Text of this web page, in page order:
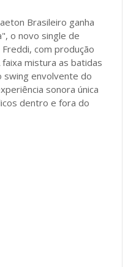
Brasileiro ganha
o novo single de
com produção
mistura as batidas
envolvente do
sonora única
dentro e fora do